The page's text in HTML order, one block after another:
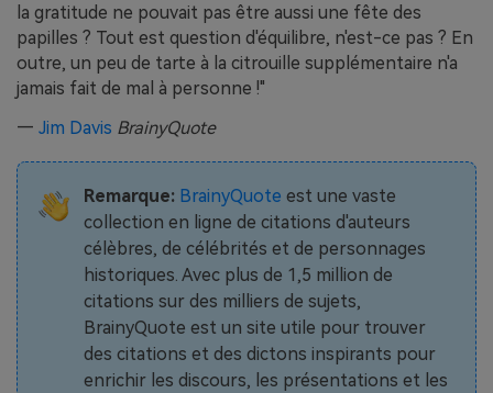
la gratitude ne pouvait pas être aussi une fête des
papilles ? Tout est question d'équilibre, n'est-ce pas ? En
outre, un peu de tarte à la citrouille supplémentaire n'a
jamais fait de mal à personne !"
— Jim Davis BrainyQuote
Remarque: BrainyQuote est une vaste
collection en ligne de citations d'auteurs
célèbres, de célébrités et de personnages
historiques. Avec plus de 1,5 million de
citations sur des milliers de sujets,
BrainyQuote est un site utile pour trouver
des citations et des dictons inspirants pour
enrichir les discours, les présentations et les